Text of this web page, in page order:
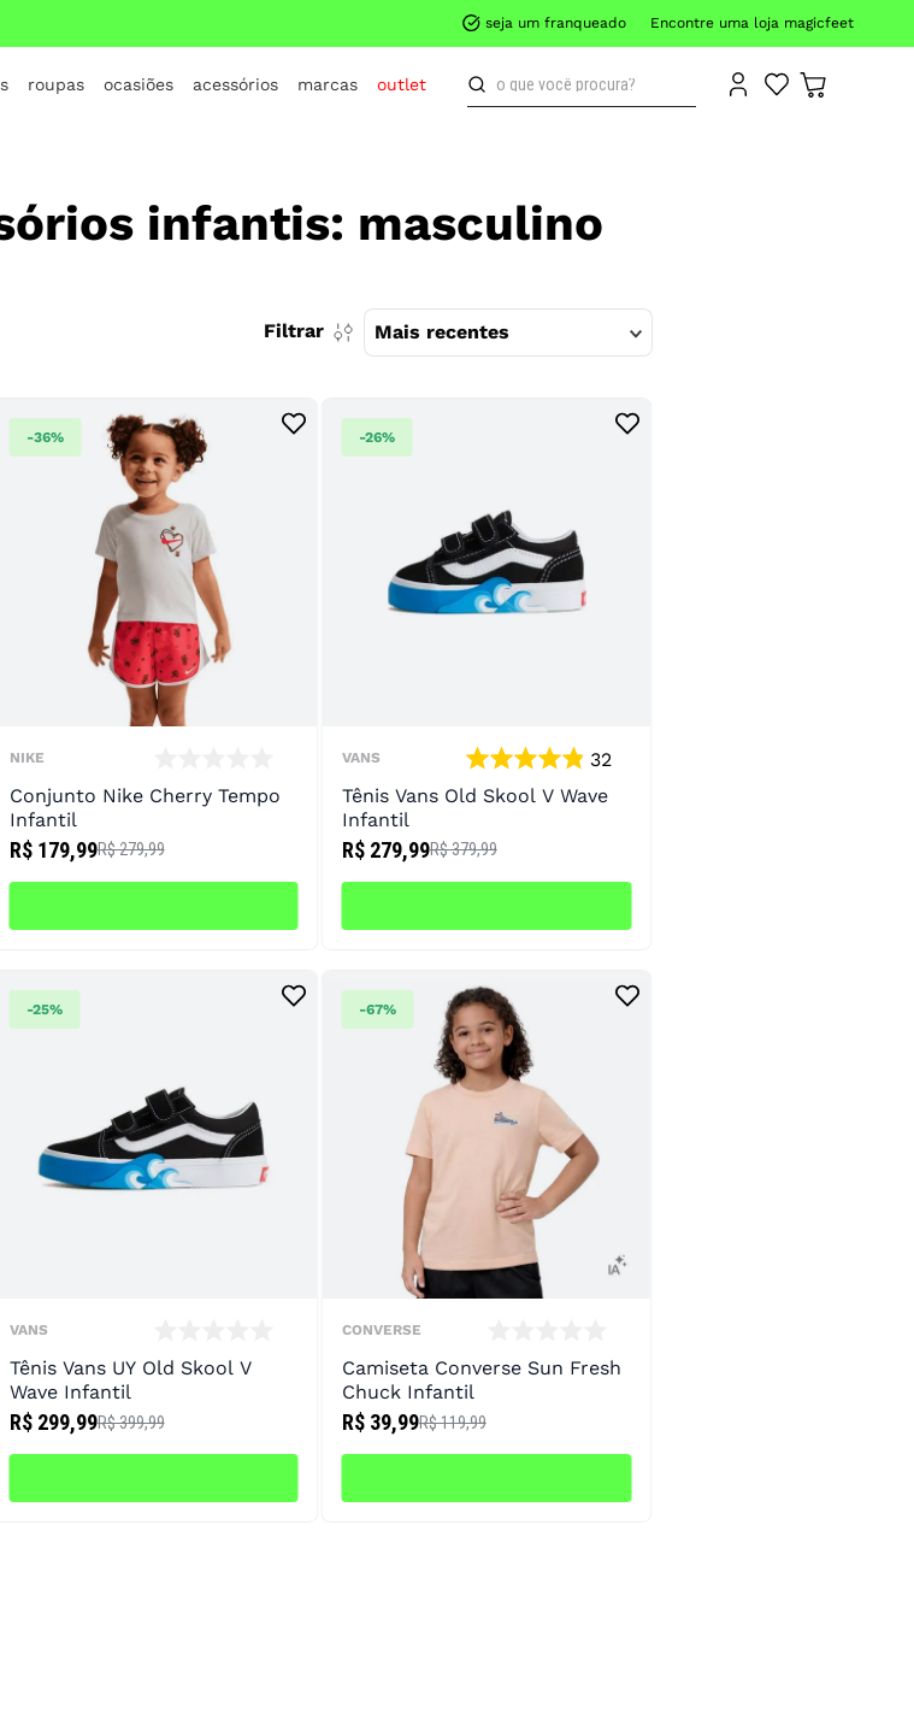
seja um franqueado Encontre uma loja magicfeet
roupas ocasiões acessórios marcas outlet
o que você procura?
infantis: masculino
Filtrar Mais recentes
NIKE
Conjunto Nike Cherry Tempo
Infantil
R$ 179,99R$ 279,99
-36%
VANS
32
Tênis Vans Old Skool V Wave
Infantil
R$ 279,99R$ 379,99
-26%
VANS
Tênis Vans UY Old Skool V
Wave Infantil
R$ 299,99R$ 399,99
-25%
CONVERSE
Camiseta Converse Sun Fresh
Chuck Infantil
R$ 39,99R$ 119,99
-67%